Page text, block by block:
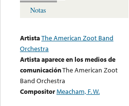
Notas
ArtistaThe American Zoot Band
Orchestra
Artista aparece en los medios de
comunicaciónThe American Zoot
Band Orchestra
CompositorMeacham, F. W.